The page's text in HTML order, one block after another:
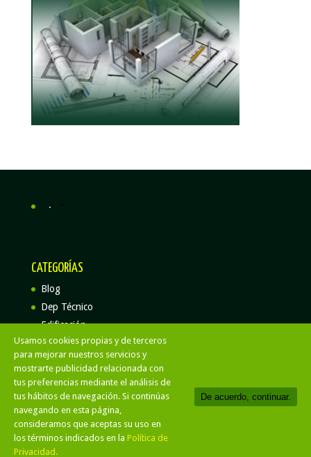
.
CATEGORÍAS
Blog
Dep Técnico
Edificación
Aviso Legal
Politica de privacidad
Politica de cookies
Activa Construcciones y Rehabilitación
Usamos cookies propias y de terceros
para mejorar nuestros servicios y
mostrarte publicidad relacionada con
tus preferencias mediante el análisis de
tus hábitos de navegación. Si continúas
navegando en esta página,
consideramos que aceptas su uso en
los términos indicados en la Política de
Privacidad.
De acuerdo, continuar.